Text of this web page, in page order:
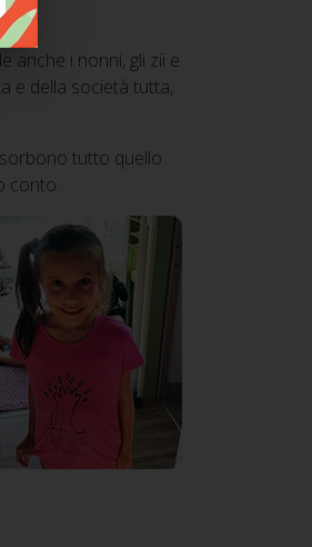
anche i nonni, gli zii e
e della società tutta,
tutto quello
conto.